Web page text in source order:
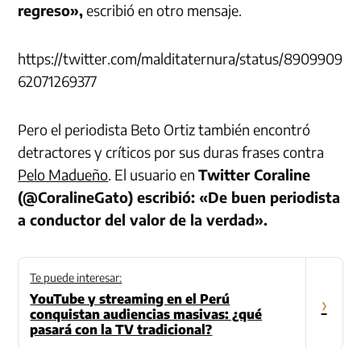
regreso»,escribió en otro mensaje.
https://twitter.com/malditaternura/status/8909909
62071269377
Pero el periodista Beto Ortiz también encontró
detractores y críticos por sus duras frases contra
Pelo Madueño. El usuario enTwitter Coraline
(@CoralineGato) escribió: «De buen periodista
a conductor del valor de la verdad».
Te puede interesar:
YouTube y streaming en el Perú
conquistan audiencias masivas: ¿qué
pasará con la TV tradicional?
›